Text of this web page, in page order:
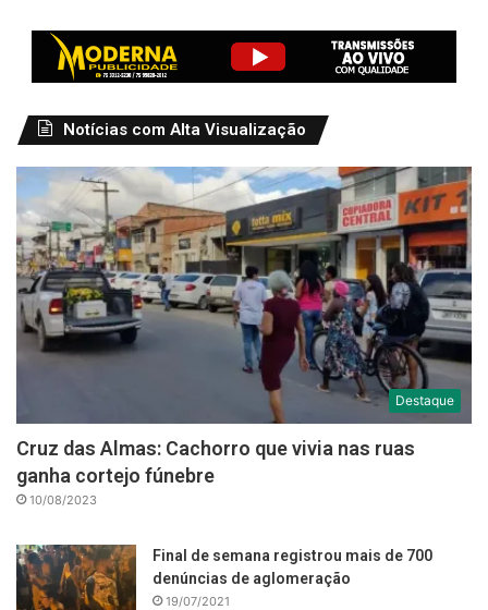
Notícias com Alta Visualização
Destaque
Cruz das Almas: Cachorro que vivia nas ruas
ganha cortejo fúnebre
10/08/2023
Final de semana registrou mais de 700
denúncias de aglomeração
19/07/2021